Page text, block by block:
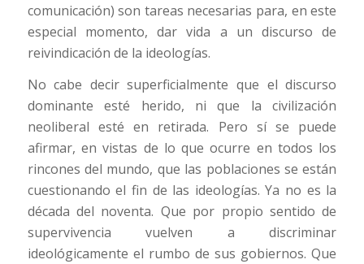
comunicación) son tareas necesarias para, en este
especial momento, dar vida a un discurso de
reivindicación de la ideologías.
No cabe decir superficialmente que el discurso
dominante esté herido, ni que la civilización
neoliberal esté en retirada. Pero sí se puede
afirmar, en vistas de lo que ocurre en todos los
rincones del mundo, que las poblaciones se están
cuestionando el fin de las ideologías. Ya no es la
década del noventa. Que por propio sentido de
supervivencia vuelven a discriminar
ideológicamente el rumbo de sus gobiernos. Que